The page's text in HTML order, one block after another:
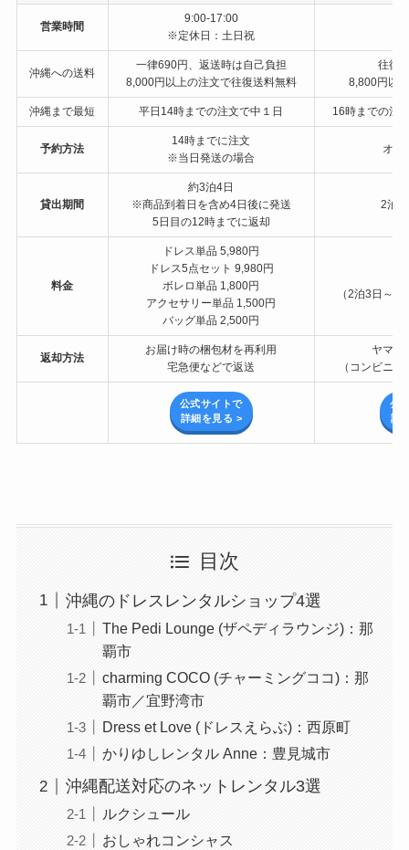
営業時間
9:00-17:00
※定休日：土日祝
沖縄への送料
一律690円、返送時は自己負担
8,000円以上の注文で往復送料無料
往復
8,800円以
沖縄まで最短 平日14時までの注文で中１日 16時までの注
予約方法
14時までに注文
※当日発送の場合
オン
貸出期間
約3泊4日
※商品到着日を含め4日後に発送
5日目の12時までに返却
2泊3
料金
ドレス単品 5,980円
ドレス5点セット 9,980円
ボレロ単品 1,800円
アクセサリー単品 1,500円
バッグ単品 2,500円
（2泊3日～6
返却方法
お届け時の梱包材を再利用
宅急便などで返送
ヤマト
（コンビニ
公式サイトで
詳細を見る >
公
詳
目次
沖縄のドレスレンタルショップ4選
The Pedi Lounge (ザペディラウンジ)：那
覇市
charming COCO (チャーミングココ)：那
覇市／宜野湾市
Dress et Love (ドレスえらぶ)：西原町
かりゆしレンタル Anne：豊見城市
沖縄配送対応のネットレンタル3選
ルクシュール
おしゃれコンシャス